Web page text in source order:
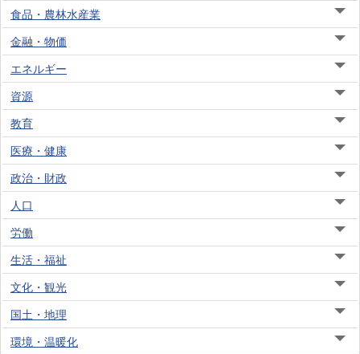
食品・農林水産業
金融・物価
エネルギー
資源
教育
医療・健康
政治・財政
人口
労働
生活・福祉
文化・観光
国土・地理
環境・温暖化